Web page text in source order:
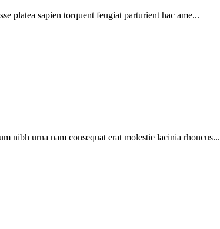
platea sapien torquent feugiat parturient hac ame...
nibh urna nam consequat erat molestie lacinia rhoncus...